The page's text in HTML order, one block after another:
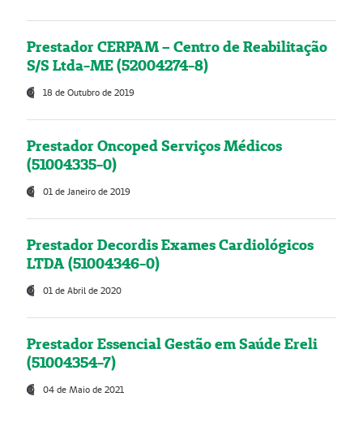
Prestador CERPAM – Centro de Reabilitação
S/S Ltda-ME (52004274-8)
18 de Outubro de 2019
Prestador Oncoped Serviços Médicos
(51004335-0)
01 de Janeiro de 2019
Prestador Decordis Exames Cardiológicos
LTDA (51004346-0)
01 de Abril de 2020
Prestador Essencial Gestão em Saúde Ereli
(51004354-7)
04 de Maio de 2021